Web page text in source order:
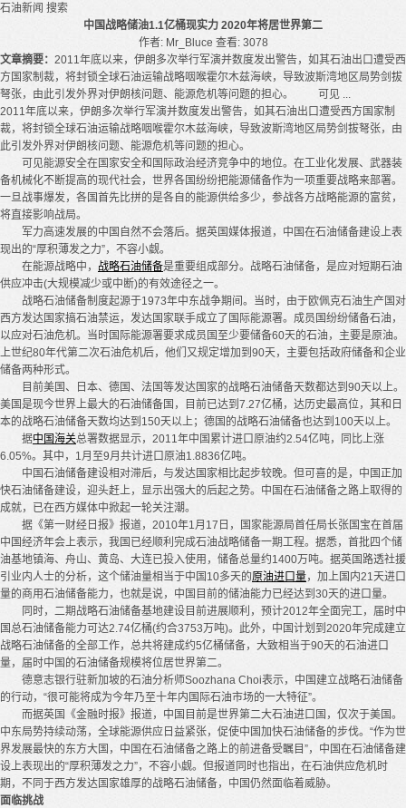
石油新闻 搜索
中国战略储油1.1亿桶现实力 2020年将居世界第二
作者: Mr_Bluce 查看: 3078
文章摘要： 2011年底以来，伊朗多次举行军演并数度发出警告，如其石油出口遭受西
方国家制裁，将封锁全球石油运输战略咽喉霍尔木兹海峡，导致波斯湾地区局势剑拔
弩张，由此引发外界对伊朗核问题、能源危机等问题的担心。 可见 ...
2011年底以来，伊朗多次举行军演并数度发出警告，如其石油出口遭受西方国家制
裁，将封锁全球石油运输战略咽喉霍尔木兹海峡，导致波斯湾地区局势剑拔弩张，由
此引发外界对伊朗核问题、能源危机等问题的担心。
可见能源安全在国家安全和国际政治经济竞争中的地位。在工业化发展、武器装
备机械化不断提高的现代社会，世界各国纷纷把能源储备作为一项重要战略来部署。
一旦战事爆发，各国首先比拼的是各自的能源供给多少，参战各方战略能源的富贫，
将直接影响战局。
军力高速发展的中国自然不会落后。据英国媒体报道，中国在石油储备建设上表
现出的“厚积薄发之力”，不容小觑。
在能源战略中， 战略石油储备是重要组成部分。战略石油储备，是应对短期石油
供应冲击(大规模减少或中断)的有效途径之一。
战略石油储备制度起源于1973年中东战争期间。当时，由于欧佩克石油生产国对
西方发达国家搞石油禁运，发达国家联手成立了国际能源署。成员国纷纷储备石油，
以应对石油危机。当时国际能源署要求成员国至少要储备60天的石油，主要是原油。
上世纪80年代第二次石油危机后，他们又规定增加到90天，主要包括政府储备和企业
储备两种形式。
目前美国、日本、德国、法国等发达国家的战略石油储备天数都达到90天以上。
美国是现今世界上最大的石油储备国，目前已达到7.27亿桶，达历史最高位，其和日
本的战略石油储备天数均达到150天以上；德国的战略石油储备也达到100天以上。
据中国海关总署数据显示，2011年中国累计进口原油约2.54亿吨，同比上涨
6.05%。其中，1月至9月共计进口原油1.8836亿吨。
中国石油储备建设相对滞后，与发达国家相比起步较晚。但可喜的是，中国正加
快石油储备建设，迎头赶上，显示出强大的后起之势。中国在石油储备之路上取得的
成就，已在西方媒体中掀起一轮关注潮。
据《第一财经日报》报道，2010年1月17日，国家能源局首任局长张国宝在首届
中国经济年会上表示，我国已经顺利完成石油战略储备一期工程。据悉，首批四个储
油基地镇海、舟山、黄岛、大连已投入使用，储备总量约1400万吨。据英国路透社援
引业内人士的分析，这个储油量相当于中国10多天的原油进口量，加上国内21天进口
量的商用石油储备能力，也就是说，中国目前的储油能力已经达到30天的进口量。
同时，二期战略石油储备基地建设目前进展顺利，预计2012年全面完工，届时中
国总石油储备能力可达2.74亿桶(约合3753万吨)。此外，中国计划到2020年完成建立
战略石油储备的全部工作，总共将建成约5亿桶储备，大致相当于90天的石油进口
量，届时中国的石油储备规模将位居世界第二。
德意志银行驻新加坡的石油分析师Soozhana Choi表示，中国建立战略石油储备
的行动，“很可能将成为今年乃至十年内国际石油市场的一大特征”。
而据英国《金融时报》报道，中国目前是世界第二大石油进口国，仅次于美国。
中东局势持续动荡，全球能源供应日益紧张，促使中国加快石油储备的步伐。“作为世
界发展最快的东方大国，中国在石油储备之路上的前进备受瞩目”，中国在石油储备建
设上表现出的“厚积薄发之力”，不容小觑。但报道同时也指出，在石油供应危机时
期，不同于西方发达国家雄厚的战略石油储备，中国仍然面临着威胁。
面临挑战